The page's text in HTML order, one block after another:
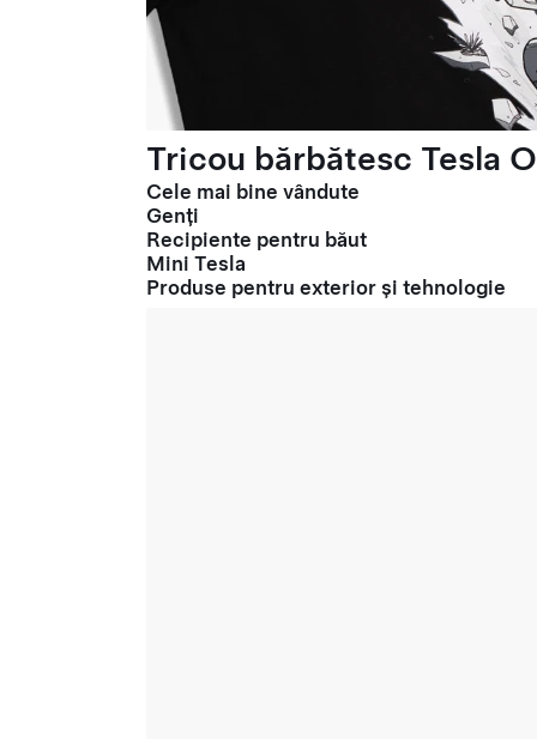
Tricou bărbătesc Tesla
Cele mai bine vândute
Genți
Recipiente pentru băut
Mini Tesla
Produse pentru exterior și tehnologie